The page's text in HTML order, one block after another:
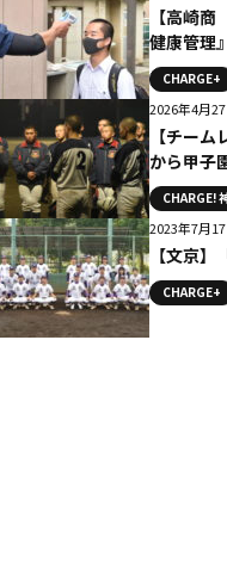
【高崎
健康管理』
CHARGE+
2026年4月27
【チー
から甲子
ベスト16
CHARGE!
2023年7月17
【文京】
CHARGE+